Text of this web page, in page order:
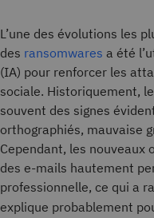
L’une des évolutions les
des ransomwares a été
(IA) pour renforcer les
sociale. Historiquement,
souvent des signes
orthographiés, mauvaise
Cependant, les nouveaux
des e-mails hautement
professionnelle, ce qui a
explique probablement